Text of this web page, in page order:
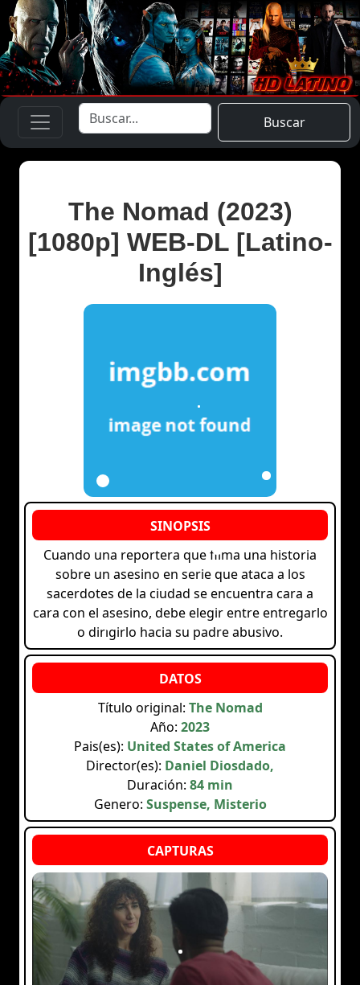
Buscar
The Nomad (2023)
[1080p] WEB-DL [Latino-
Inglés]
Cuando una reportera que filma una historia
sobre un asesino en serie que ataca a los
sacerdotes de la ciudad se encuentra cara a
cara con el asesino, debe elegir entre entregarlo
o dirigirlo hacia su padre abusivo.
Título original: The Nomad
Año: 2023
Pais(es): United States of America
Director(es): Daniel Diosdado,
Duración: 84 min
Genero: Suspense, Misterio